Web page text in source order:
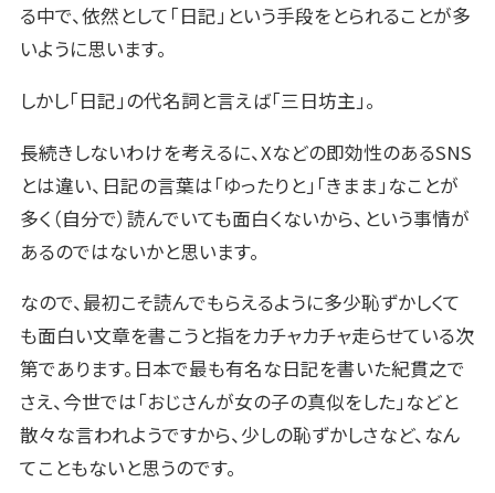
る中で、依然として「日記」という手段をとられることが多
いように思います。
しかし「日記」の代名詞と言えば「三日坊主」。
長続きしないわけを考えるに、Xなどの即効性のあるSNS
とは違い、日記の言葉は「ゆったりと」「きまま」なことが
多く（自分で）読んでいても面白くないから、という事情が
あるのではないかと思います。
なので、最初こそ読んでもらえるように多少恥ずかしくて
も面白い文章を書こうと指をカチャカチャ走らせている次
第であります。日本で最も有名な日記を書いた紀貫之で
さえ、今世では「おじさんが女の子の真似をした」などと
散々な言われようですから、少しの恥ずかしさなど、なん
てこともないと思うのです。